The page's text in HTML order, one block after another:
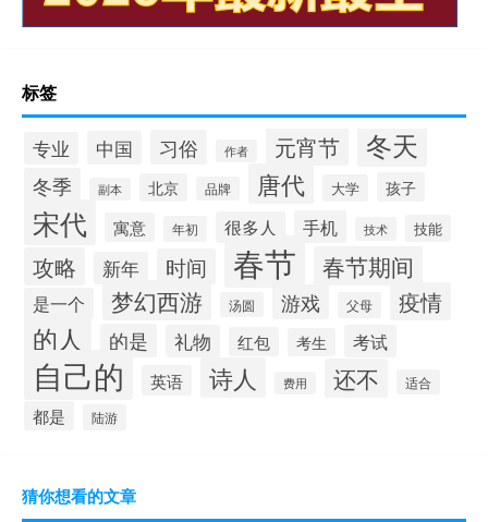
标签
专业 中国 习俗 作者 元宵节 冬天
冬季 副本 北京 品牌 唐代 大学 孩子
宋代 寓意 年初 很多人 手机 技术 技能
攻略 新年 时间 春节 春节期间
是一个 梦幻西游 汤圆 游戏 父母 疫情
的人 的是 礼物 红包 考生 考试
自己的 英语 诗人 费用 还不 适合
都是 陆游
猜你想看的文章